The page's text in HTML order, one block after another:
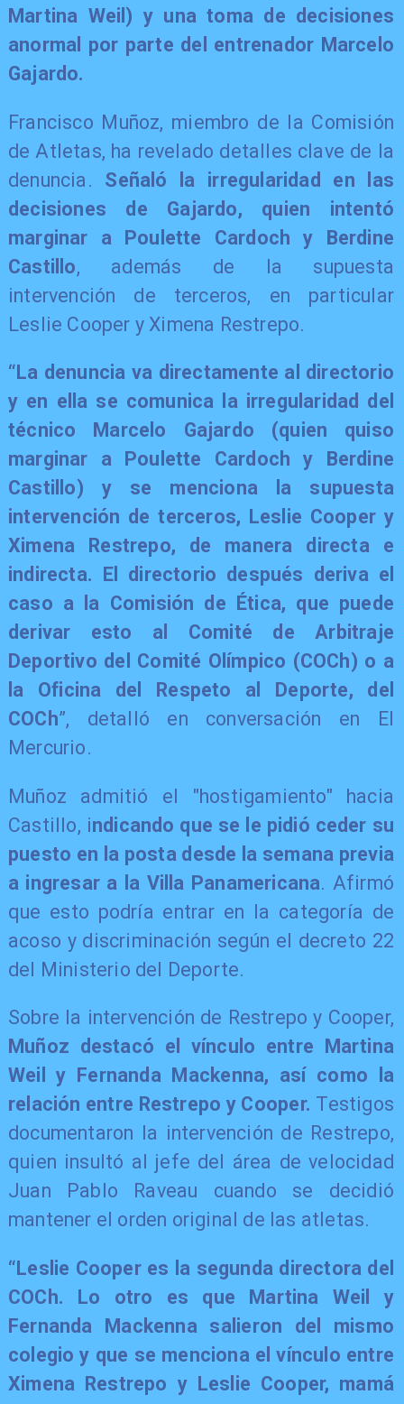
Martina Weil) y una toma de decisiones
anormal por parte del entrenador Marcelo
Gajardo.
Francisco Muñoz, miembro de la Comisión
de Atletas, ha revelado detalles clave de la
denuncia. Señaló la irregularidad en las
decisiones de Gajardo, quien intentó
marginar a Poulette Cardoch y Berdine
Castillo, además de la supuesta
intervención de terceros, en particular
Leslie Cooper y Ximena Restrepo.
“La denuncia va directamente al directorio
y en ella se comunica la irregularidad del
técnico Marcelo Gajardo (quien quiso
marginar a Poulette Cardoch y Berdine
Castillo) y se menciona la supuesta
intervención de terceros, Leslie Cooper y
Ximena Restrepo, de manera directa e
indirecta. El directorio después deriva el
caso a la Comisión de Ética, que puede
derivar esto al Comité de Arbitraje
Deportivo del Comité Olímpico (COCh) o a
la Oficina del Respeto al Deporte, del
COCh”, detalló en conversación en El
Mercurio.
Muñoz admitió el "hostigamiento" hacia
Castillo, indicando que se le pidió ceder su
puesto en la posta desde la semana previa
a ingresar a la Villa Panamericana. Afirmó
que esto podría entrar en la categoría de
acoso y discriminación según el decreto 22
del Ministerio del Deporte.
Sobre la intervención de Restrepo y Cooper,
Muñoz destacó el vínculo entre Martina
Weil y Fernanda Mackenna, así como la
relación entre Restrepo y Cooper. Testigos
documentaron la intervención de Restrepo,
quien insultó al jefe del área de velocidad
Juan Pablo Raveau cuando se decidió
mantener el orden original de las atletas.
“Leslie Cooper es la segunda directora del
COCh. Lo otro es que Martina Weil y
Fernanda Mackenna salieron del mismo
colegio y que se menciona el vínculo entre
Ximena Restrepo y Leslie Cooper, mamá